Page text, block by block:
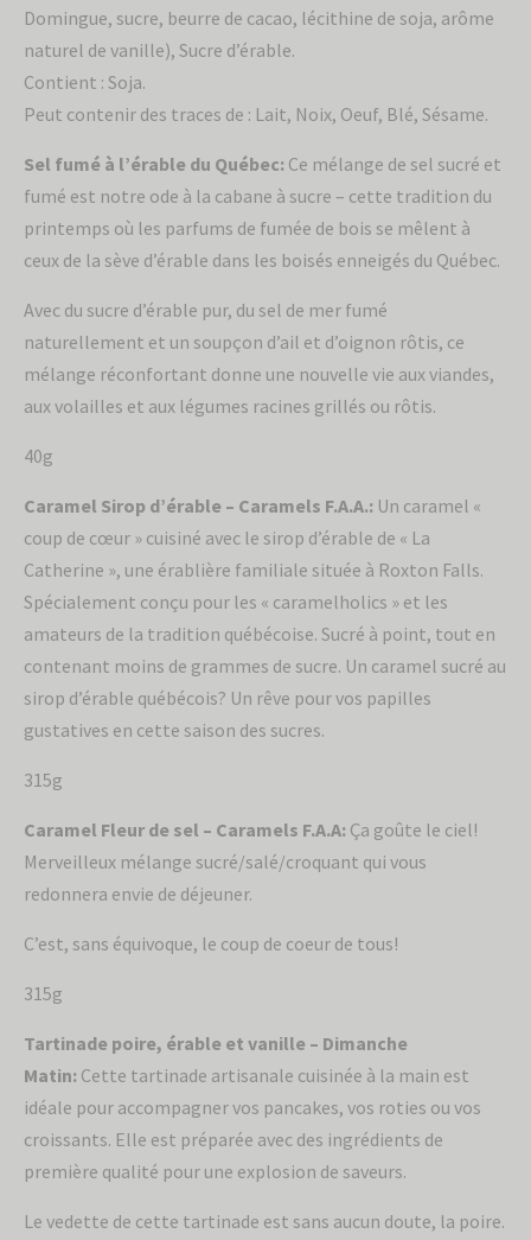
Domingue, sucre, beurre de cacao, lécithine de soja, arôme
naturel de vanille), Sucre d’érable.
Contient : Soja.
Peut contenir des traces de : Lait, Noix, Oeuf, Blé, Sésame.
Sel fumé à l’érable du Québec: Ce mélange de sel sucré et
fumé est notre ode à la cabane à sucre – cette tradition du
printemps où les parfums de fumée de bois se mêlent à
ceux de la sève d’érable dans les boisés enneigés du Québec.
Avec du sucre d’érable pur, du sel de mer fumé
naturellement et un soupçon d’ail et d’oignon rôtis, ce
mélange réconfortant donne une nouvelle vie aux viandes,
aux volailles et aux légumes racines grillés ou rôtis.
40g
Caramel Sirop d’érable – Caramels F.A.A.: Un caramel «
coup de cœur » cuisiné avec le sirop d’érable de « La
Catherine », une érablière familiale située à Roxton Falls.
Spécialement conçu pour les « caramelholics » et les
amateurs de la tradition québécoise. Sucré à point, tout en
contenant moins de grammes de sucre. Un caramel sucré au
sirop d’érable québécois? Un rêve pour vos papilles
gustatives en cette saison des sucres.
315g
Caramel Fleur de sel – Caramels F.A.A: Ça goûte le ciel!
Merveilleux mélange sucré/salé/croquant qui vous
redonnera envie de déjeuner.
C’est, sans équivoque, le coup de coeur de tous!
315g
Tartinade poire, érable et vanille – Dimanche
Matin: Cette tartinade artisanale cuisinée à la main est
idéale pour accompagner vos pancakes, vos roties ou vos
croissants. Elle est préparée avec des ingrédients de
première qualité pour une explosion de saveurs.
Le vedette de cette tartinade est sans aucun doute, la poire.